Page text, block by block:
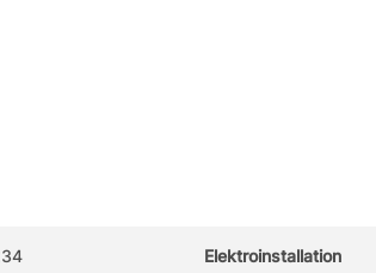
Elektroinstallation